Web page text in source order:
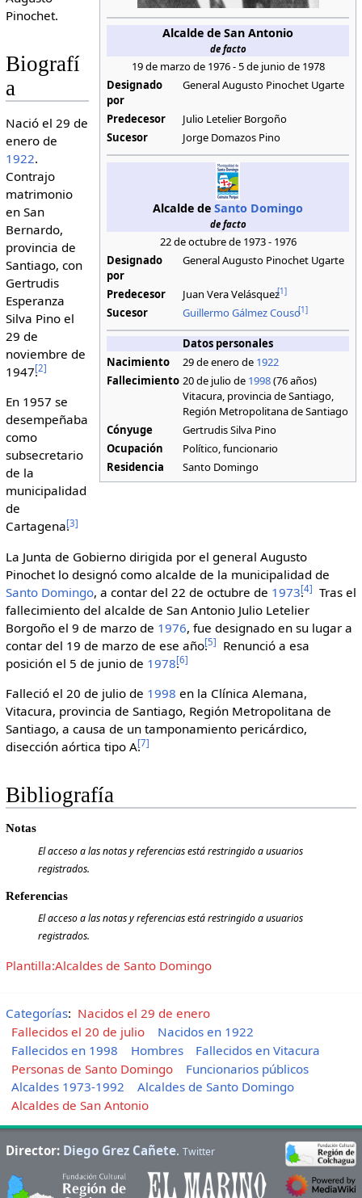
Alcalde de San Antonio
de facto
19 de marzo de 1976 - 5 de junio de 1978
Designado
por
General Augusto Pinochet Ugarte
Predecesor
Julio Letelier Borgoño
Sucesor
Jorge Domazos Pino
Alcalde deSanto Domingo
de facto
22 de octubre de 1973 - 1976
Designado
por
General Augusto Pinochet Ugarte
Predecesor Juan Vera Velásquez[1 ]
Sucesor Guillermo Gálmez Couso[1 ]
Datos personales
Nacimiento
29 de enero de 1922
Fallecimiento 20 de julio de 1998(76 años)
Vitacura, provincia de Santiago,
Región Metropolitana de Santiago
Cónyuge
Gertrudis Silva Pino
Ocupación
Político, funcionario
Residencia
Santo Domingo
Pinochet.
Biografí
a
Nació el 29 de
enero de
1922.
Contrajo
matrimonio
en San
Bernardo,
provincia de
Santiago, con
Gertrudis
Esperanza
Silva Pino el
29 de
noviembre de
1947.[2]
En 1957 se
desempeñaba
como
subsecretario
de la
municipalidad
de
Cartagena.[3]
La Junta de Gobierno dirigida por el general Augusto
Pinochet lo designó como alcalde de la municipalidad de
Santo Domingo, a contar del 22 de octubre de 1973.[4] Tras el
fallecimiento del alcalde de San Antonio Julio Letelier
Borgoño el 9 de marzo de 1976, fue designado en su lugar a
contar del 19 de marzo de ese año.[5]
Renunció a esa
posición el 5 de junio de 1978.[6]
Falleció el 20 de julio de 1998 en la Clínica Alemana,
Vitacura, provincia de Santiago, Región Metropolitana de
Santiago, a causa de un tamponamiento pericárdico,
disección aórtica tipo A.[7]
Bibliografía
Notas
El acceso a las notas y referencias está restringido a usuarios
registrados.
Referencias
El acceso a las notas y referencias está restringido a usuarios
registrados.
Plantilla:Alcaldes de Santo Domingo
Categorías: Nacidos el 29 de enero
Fallecidos el 20 de julio
Nacidos en 1922
Fallecidos en 1998
Hombres
Fallecidos en Vitacura
Personas de Santo Domingo
Funcionarios públicos
Alcaldes 1973-1992
Alcaldes de Santo Domingo
Alcaldes de San Antonio
Director: Diego Grez Cañete. Twitter